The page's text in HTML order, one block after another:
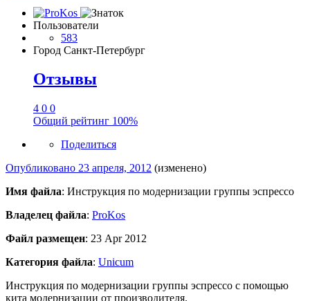
Пользователи
583
Город Санкт-Петербург
Отзывы
4 0 0
Общий рейтинг 100%
Поделиться
Опубликовано 23 апреля, 2012 (изменено)
Имя файла: Инструкция по модернизации группы эспрессо
Владелец файла: ProKos
Файл размещен: 23 Apr 2012
Категория файла: Unicum
Инструкция по модернизации группы эспрессо с помощью
кита модернизации от производителя.